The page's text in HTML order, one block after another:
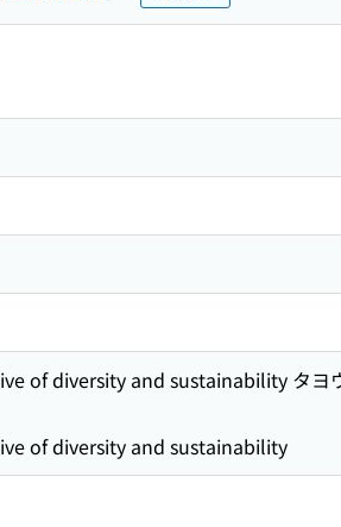
of diversity and sustainability タヨ
of diversity and sustainability